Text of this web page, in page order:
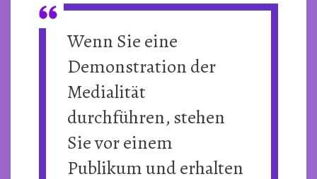
Wenn Sie eine
Demonstration der
Medialität
durchführen, stehen
Sie vor einem
Publikum und erhalten